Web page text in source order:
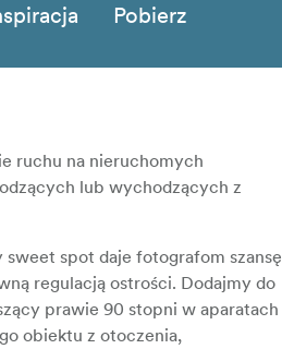
Pobierz
ruchu na nieruchomych
lub wychodzących z
spot daje fotografom szansę
regulacją ostrości. Dodajmy do
prawie 90 stopni w aparatach
obiektu z otoczenia,